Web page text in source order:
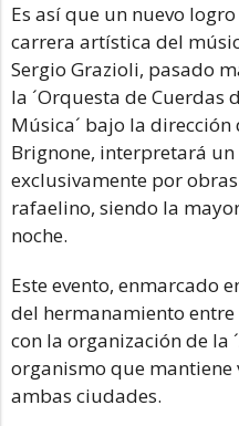
Es así que un nuevo
carrera artística del
Sergio Grazioli, pasado
la ´Orquesta de Cuerdas
Música´ bajo la
Brignone, interpretará
exclusivamente por
rafaelino, siendo la
noche.
Este evento, enmarcado
del hermanamiento entre
con la organización de la
organismo que mantiene
ambas ciudades.